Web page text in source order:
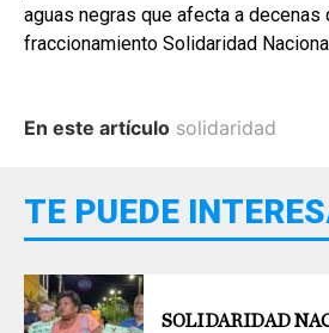
aguas negras que afecta a
fraccionamiento Solidaridad
En este artículo solidaridad
TE PUEDE
SOLIDARIDAD